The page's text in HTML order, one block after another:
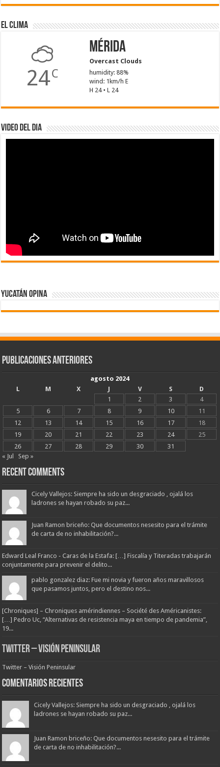
El Clima
24C
Mérida
Overcast Clouds
humidity: 88%
wind: 1km/h E
H 24 • L 24
Video del dia
Yucatán Opina
Publicaciones Anteriores
agosto 2024
L
M X J V S
D
1
2 3
4
5
6 7 8 9 10
11
12
13 14 15 16 17
18
19
20 21 22 23 24
25
26
27 28 29 30
31
« Jul
Sep »
Recent Comments
Cicely Vallejos: Siempre ha sido un desgraciado , ojalá los
ladrones se hayan robado su paz...
Juan Ramon briceño: Que documentos nesesito para el trámite
de carta de no inhabilitación?...
Edward Leal Franco - Caras de la Estafa: […] Fiscalía y Titeradas trabajarán
conjuntamente para prevenir el delito...
pablo gonzalez diaz: Fue mi novia y fueron años maravillosos
que pasamos juntos, pero el destino nos...
[Chroniques] – Chroniques amérindiennes – Société des Américanistes:
[…] Pedro Uc, “Alternativas de resistencia maya en tiempo de pandemia”,
19...
Twitter – Visión Peninsular
Twitter – Visión Peninsular
Comentarios Recientes
Cicely Vallejos: Siempre ha sido un desgraciado , ojalá los
ladrones se hayan robado su paz...
Juan Ramon briceño: Que documentos nesesito para el trámite
de carta de no inhabilitación?...